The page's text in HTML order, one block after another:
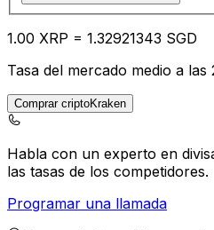
1.00 XRP = 1.32921343 SGD
Tasa del mercado medio a las
Comprar criptoKraken
Habla con un experto en
las tasas de los competidores.
Programar una llamada